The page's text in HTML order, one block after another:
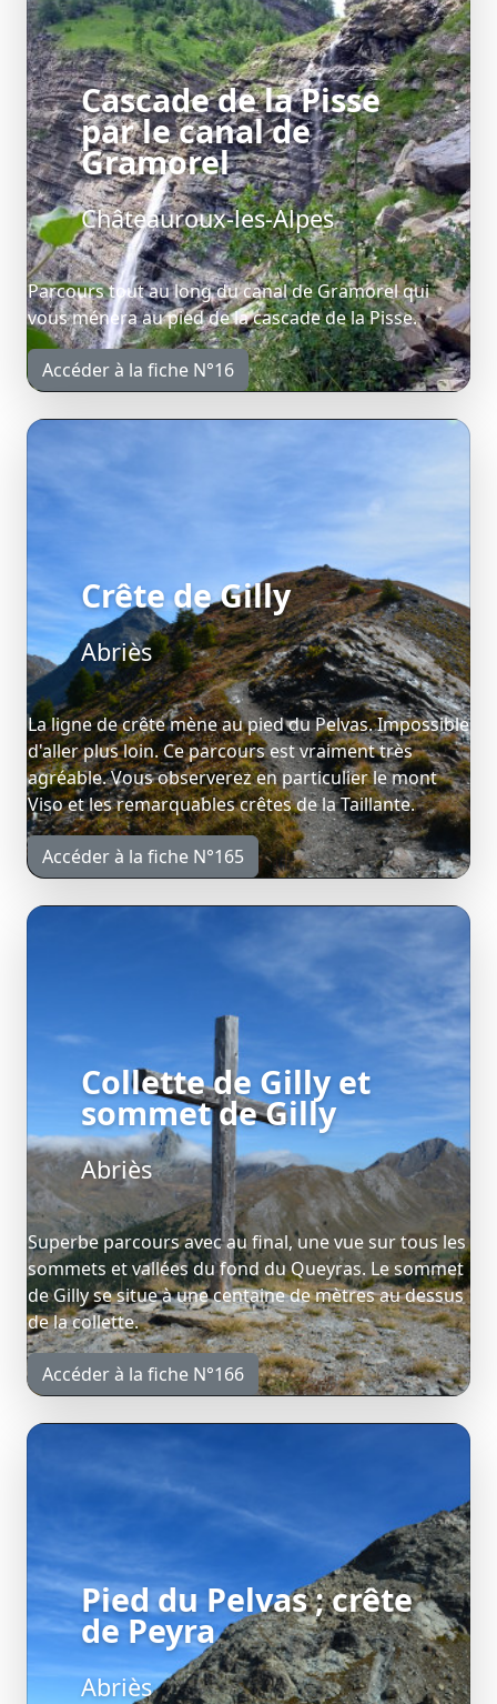
Cascade de la Pisse
par le canal de
Gramorel
Châteauroux-les-Alpes
Parcours tout au long du canal de Gramorel qui
vous ménera au pied de la cascade de la Pisse.
Accéder à la fiche N°16
Crête de Gilly
Abriès
La ligne de crête mène au pied du Pelvas. Impossible
d'aller plus loin. Ce parcours est vraiment très
agréable. Vous observerez en particulier le mont
Viso et les remarquables crêtes de la Taillante.
Accéder à la fiche N°165
Collette de Gilly et
sommet de Gilly
Abriès
Superbe parcours avec au final, une vue sur tous les
sommets et vallées du fond du Queyras. Le sommet
de Gilly se situe à une centaine de mètres au dessus
de la collette.
Accéder à la fiche N°166
Pied du Pelvas ; crête
de Peyra
Abriès